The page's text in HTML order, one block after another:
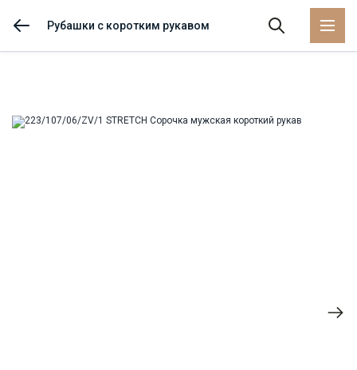
Рубашки с коротким рукавом